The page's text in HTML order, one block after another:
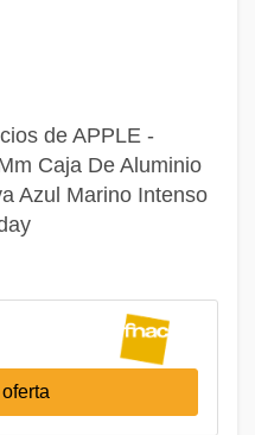
de APPLE -
Caja De Aluminio
Azul Marino Intenso